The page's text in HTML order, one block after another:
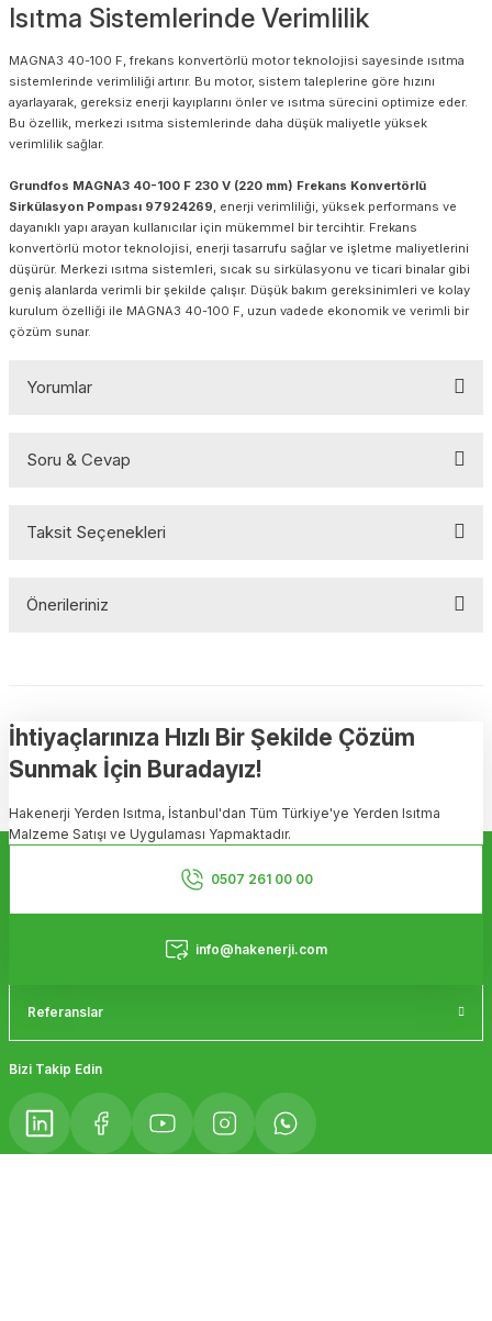
Isıtma Sistemlerinde Verimlilik
MAGNA3 40-100 F, frekans konvertörlü motor teknolojisi sayesinde ısıtma
sistemlerinde verimliliği artırır. Bu motor, sistem taleplerine göre hızını
ayarlayarak, gereksiz enerji kayıplarını önler ve ısıtma sürecini optimize eder.
Bu özellik, merkezi ısıtma sistemlerinde daha düşük maliyetle yüksek
verimlilik sağlar.
Grundfos MAGNA3 40-100 F 230 V (220 mm) Frekans Konvertörlü
Sirkülasyon Pompası 97924269 , enerji verimliliği, yüksek performans ve
dayanıklı yapı arayan kullanıcılar için mükemmel bir tercihtir. Frekans
konvertörlü motor teknolojisi, enerji tasarrufu sağlar ve işletme maliyetlerini
düşürür. Merkezi ısıtma sistemleri, sıcak su sirkülasyonu ve ticari binalar gibi
geniş alanlarda verimli bir şekilde çalışır. Düşük bakım gereksinimleri ve kolay
kurulum özelliği ile MAGNA3 40-100 F, uzun vadede ekonomik ve verimli bir
çözüm sunar.
Yorumlar
Soru & Cevap
Taksit Seçenekleri
Önerileriniz
Görüş ve önerileriniz için teşekkür ederiz.
Ürün resmi kalitesiz, bozuk veya görüntülenemiyor.
Ürün açıklamasında eksik bilgiler bulunuyor.
Ürün bilgilerinde hatalar bulunuyor.
Ürün fiyatı diğer sitelerden daha pahalı.
Bu ürüne benzer farklı alternatifler olmalı.
İhtiyaçlarınıza Hızlı Bir Şekilde Çözüm
Sunmak İçin Buradayız!
Hakenerji Yerden Isıtma, İstanbul'dan Tüm Türkiye'ye Yerden Isıtma
Malzeme Satışı ve Uygulaması Yapmaktadır.
0507 261 00 00
info@hakenerji.com
Referanslar
Bizi Takip Edin